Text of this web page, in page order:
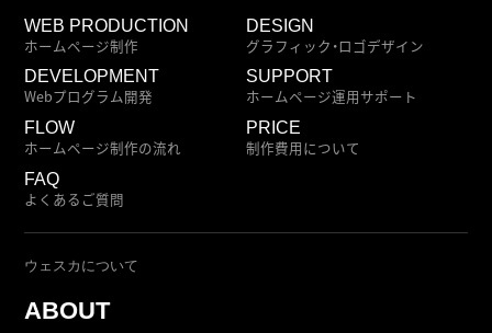
WEB PRODUCTION
ホームページ制作
DESIGN
グラフィック・ロゴデザイン
DEVELOPMENT
Webプログラム開発
SUPPORT
ホームページ運用サポート
FLOW
ホームページ制作の流れ
PRICE
制作費用について
FAQ
よくあるご質問
ウェスカについて
ABOUT